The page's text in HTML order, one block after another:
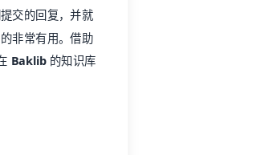
交的回复，并就
非常有用。借助
Baklib的知识库